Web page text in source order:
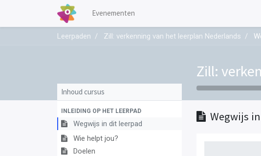
Evenementen
Leerpaden Zill: verkenning van het leerplan Nederlands
Zill:
Inhoud cursus
INLEIDING OP HET LEERPAD
Wegwijs in dit leerpad
Wie helpt jou?
Doelen
Wegwijs